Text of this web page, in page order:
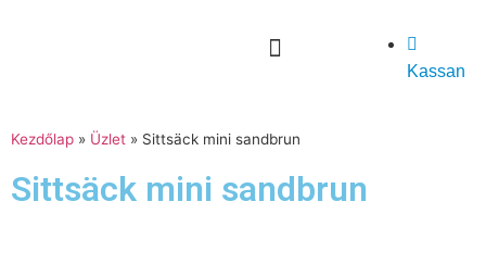
Kassan
Kezdőlap » Üzlet » Sittsäck mini sandbrun
Sittsäck mini sandbrun